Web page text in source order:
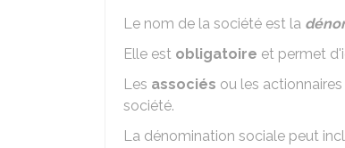
Le nom de la société est la
Elle est obligatoire et permet
Les associés ou les
société.
La dénomination sociale peut